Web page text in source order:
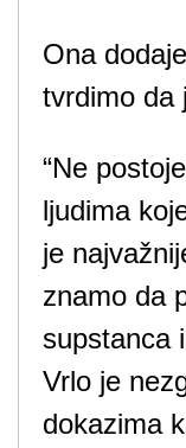
Ona
tvrdimo da
“Ne
ljudima
je
znamo da
supstanca
Vrlo je
dokazima